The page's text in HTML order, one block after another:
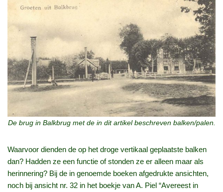
De brug in Balkbrug met de in dit artikel beschreven balken/palen.
Waarvoor dienden de op het droge vertikaal geplaatste balken
dan? Hadden ze een functie of stonden ze er alleen maar als
herinnering? Bij de in genoemde boeken afgedrukte ansichten,
noch bij ansicht nr. 32 in het boekje van A. Piel “Avereest in